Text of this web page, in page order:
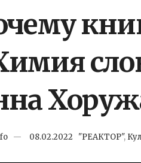
08.02.2022 "РЕАКТОР",